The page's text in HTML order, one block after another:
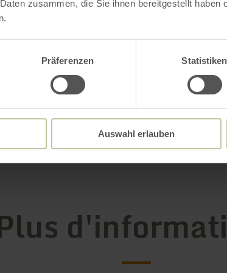
zusammen, die Sie ihnen bereitgestellt haben
Präferenzen Statistiken
Auswahl erlauben
avec foyer
bac à sable et jeux pour les enfants
passerez des vacances reposantes
de masse et de l'agitation